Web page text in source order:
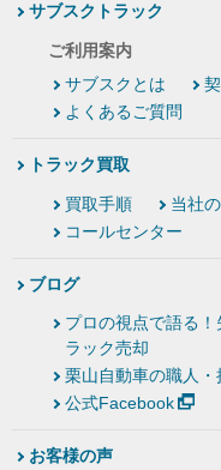
サブスクトラック
ご利用案内
サブスクとは
よくあるご質問
トラック買取
買取手順 当社
コールセンター
ブログ
プロの視点で語る
ラック売却
栗山自動車の職人・
公式Facebook
お客様の声